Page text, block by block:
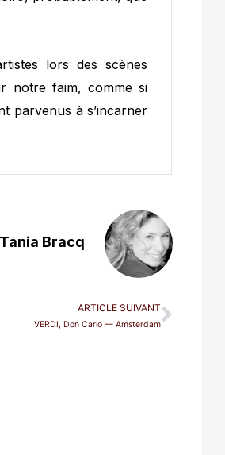
lors des scènes
notre faim, comme si
parvenus à s’incarner
Tania Bracq
ARTICLE SUIVANT
VERDI, Don Carlo — Amsterdam